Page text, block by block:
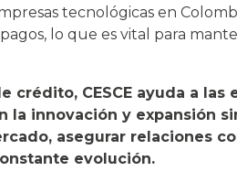
tecnológicas en
lo que es vital para
crédito, CESCE ayuda a
innovación y expansión
asegurar relaciones
evolución.